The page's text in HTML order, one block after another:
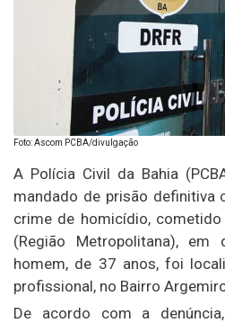
Foto: Ascom PCBA/divulgação
A Polícia Civil da Bahia
mandado de prisão definitiva
crime de homicídio,
(Região Metropolitana),
homem, de 37 anos, foi
profissional, no Bairro
De acordo com a